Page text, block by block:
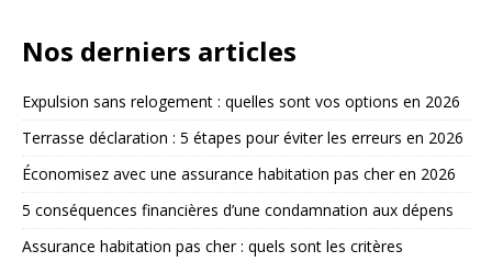
Nos derniers articles
Expulsion sans relogement : quelles sont vos options en 2026
Terrasse déclaration : 5 étapes pour éviter les erreurs en 2026
Économisez avec une assurance habitation pas cher en 2026
5 conséquences financières d’une condamnation aux dépens
Assurance habitation pas cher : quels sont les critères